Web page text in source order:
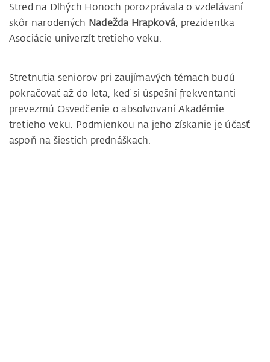
Stred na Dlhých Honoch porozprávala o vzdelávaní
skôr narodených Nadežda Hrapková, prezidentka
Asociácie univerzít tretieho veku.
Stretnutia seniorov pri zaujímavých témach budú
pokračovať až do leta, keď si úspešní frekventanti
prevezmú Osvedčenie o absolvovaní Akadémie
tretieho veku. Podmienkou na jeho získanie je účasť
aspoň na šiestich prednáškach.